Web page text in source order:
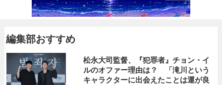
編集部おすすめ
松永大司監督、『犯罪者』チョン・イ
ルのオファー理由は？ 「滝川という
キャラクターに出会えたことは運が良